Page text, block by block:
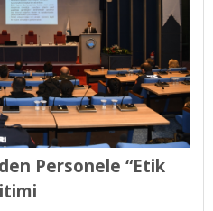
Personele “Etik